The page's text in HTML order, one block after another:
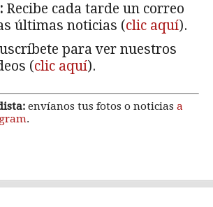
Recibe cada tarde un correo
últimas noticias (clic aquí).
para ver nuestros
(clic aquí).
envíanos tus fotos o noticias a
.